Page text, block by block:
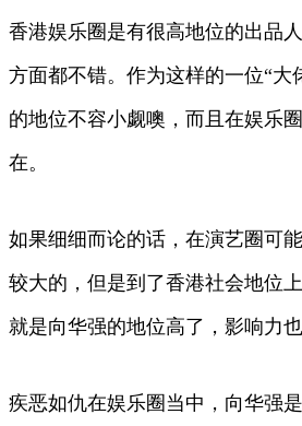
香港娱乐圈是有很高地位的出品
方面都不错。作为这样的一位“大
的地位不容小觑噢，而且在娱乐
在。
如果细细而论的话，在演艺圈可
较大的，但是到了香港社会地位
就是向华强的地位高了，影响力
疾恶如仇在娱乐圈当中，向华强